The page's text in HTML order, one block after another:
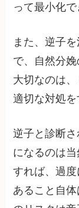
って最小化で
また、逆子
で、自然分娩
大切なのは、
適切な対処を
逆子と診断
になるのは
すれば、過
あること自